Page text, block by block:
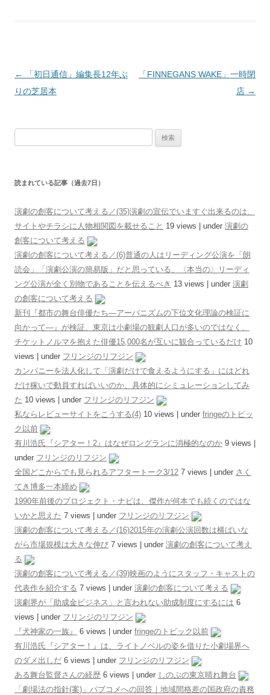
投稿ナビゲーション
←
「初日通信」編集長12年ぶ
りの芝居本
「FINNEGANS WAKE」一時閉
店 →
読まれている記事（過去7日）
演劇の創客について考える／(35)演劇の宣伝でいますぐ出来るのは、
サイトやチラシに人物相関図を載せること 19 views under 演劇の
創客について考える
演劇の創客について考える／(6)普通の人はリーディング公演を「朗
読会」「演劇公演の簡易版」だと思っている、〈本当の〉リーディ
ング公演が全く別物であることを伝えるべき 13 views under 演劇
の創客について考える
新刊『都市の舞台俳優たち―アーバニズムの下位文化理論の検証に
向かって―』が検証、東京は小劇場の観劇人口が多いのではなく、
チケットノルマを抱えた俳優15,000名が互いに観合っているだけ 10
views
under フリンジのリフジン
カンパニーを法人化して「演劇だけで食えるようにする」にはどれ
だけ稼いで動員すればいいのか、具体的にシミュレーションしてみ
た 10 views under フリンジのリフジン
私ならレビューサイトをこうする(4) 10 views under fringeのトピッ
ク以前
有川浩氏『シアター！2』はなぜロングランに消極的なのか 9 views
under フリンジのリフジン
全国どこからでも見られるアフタートーク3/12 7 views under さく
てき博多一本締め
1990年前後のプロジェクト・ナビは、傑作が何本でも続くのではな
いかと思えた 7 views under フリンジのリフジン
演劇の創客について考える／(16)2015年の演劇公演回数は横ばいな
がら市場規模は大きな伸び 7 views under 演劇の創客について考え
る
演劇の創客について考える／(39)映画のようにスタッフ・キャストの
代表作を紹介する 7 views under 演劇の創客について考える
演劇界が「助成金ビジネス」と言われない助成制度にするには 6
views
under フリンジのリフジン
『犬神家の一族』
6 views under fringeのトピック以前
有川浩氏『シアター！』は、ライトノベルの姿を借りた小劇場界へ
のダメ出しだ 6 views under フリンジのリフジン
ある舞台監督さんの経歴 6 views under しのぶの東京晴れ舞台
「劇場法の指針(案)」パブコメへの回答｜地域間格差の国政府の責務